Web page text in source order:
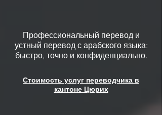
Профессиональный перевод и
устный перевод с арабского языка:
быстро, точно и конфиденциально.
Стоимость услуг переводчика в
кантоне Цюрих